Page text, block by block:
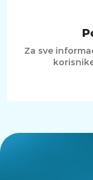
Za sve